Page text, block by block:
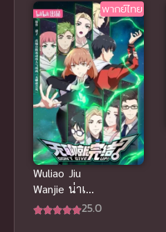
พากย์ไทย
Wuliao Jiu
Wanjie น่าเบื่อ
ก็จบเกม ซับ25.0